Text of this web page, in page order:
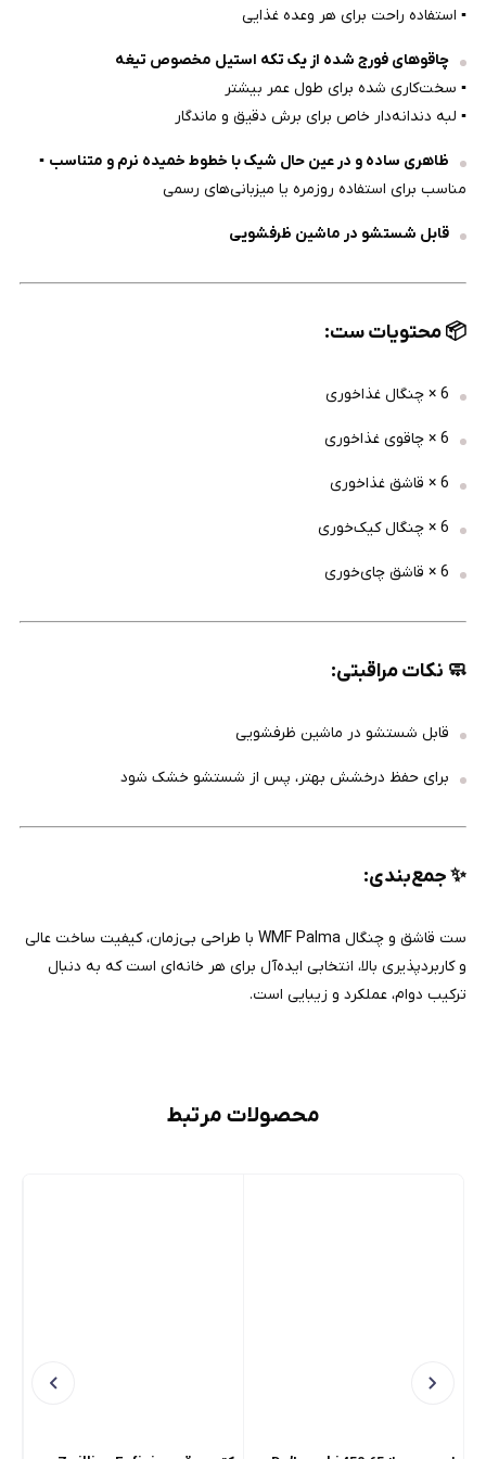
▪ استفاده راحت برای هر وعده غذایی
چاقوهای فورج شده از یک تکه استیل مخصوص تیغه
▪ سخت‌کاری شده برای طول عمر بیشتر
▪ لبه دندانه‌دار خاص برای برش دقیق و ماندگار
ظاهری ساده و در عین حال شیک با خطوط خمیده نرم و متناسب ▪
مناسب برای استفاده روزمره یا میزبانی‌های رسمی
قابل شستشو در ماشین ظرفشویی
📦محتویات ست:
6 × چنگال غذاخوری
6 × چاقوی غذاخوری
6 × قاشق غذاخوری
6 × چنگال کیک‌خوری
6 × قاشق چای‌خوری
🧼 نکات مراقبتی:
قابل شستشو در ماشین ظرفشویی
برای حفظ درخشش بهتر، پس از شستشو خشک شود
✨جمع‌بندی:
ست قاشق و چنگال WMF Palma با طراحی بی‌زمان، کیفیت ساخت عالی
و کاربردپذیری بالا، انتخابی ایده‌آل برای هر خانه‌ای است که به دنبال
ترکیب دوام، عملکرد و زیبایی است.
محصولات مرتبط